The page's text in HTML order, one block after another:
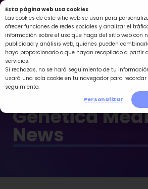
Esta página web usa cookies
Las cookies de este sitio web se usan para
ofrecer funciones de redes sociales y analizar el
información sobre el uso que haga del sitio web con
publicidad y análisis web, quienes pueden
haya proporcionado o que hayan recopilado a partir
servicios.
Si rechazas, no se hará seguimiento de tu
usará una sola cookie en tu navegador para
seguimiento.
Personalizar
Ir
al
contenido
Genética
News